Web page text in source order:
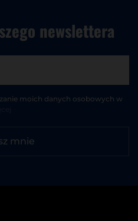
newslettera
moich danych osobowych w
mnie